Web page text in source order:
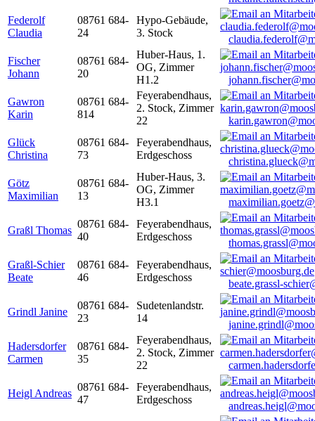
Federolf
Claudia
08761 684-
24
Hypo-Gebäude,
3. Stock
Fischer
Johann
08761 684-
20
Huber-Haus, 1.
OG, Zimmer
H1.2
Gawron
Karin
08761 684-
814
Feyerabendhaus,
2. Stock, Zimmer
22
Glück
Christina
08761 684-
73
Feyerabendhaus,
Erdgeschoss
Götz
Maximilian
08761 684-
13
Huber-Haus, 3.
OG, Zimmer
H3.1
Graßl Thomas
08761 684-
40
Feyerabendhaus,
Erdgeschoss
Graßl-Schier
Beate
08761 684-
46
Feyerabendhaus,
Erdgeschoss
beate.grassl-
Grindl Janine
08761 684-
23
Sudetenlandstr.
14
Hadersdorfer
Carmen
08761 684-
35
Feyerabendhaus,
2. Stock, Zimmer
22
Heigl Andreas
08761 684-
47
Feyerabendhaus,
Erdgeschoss